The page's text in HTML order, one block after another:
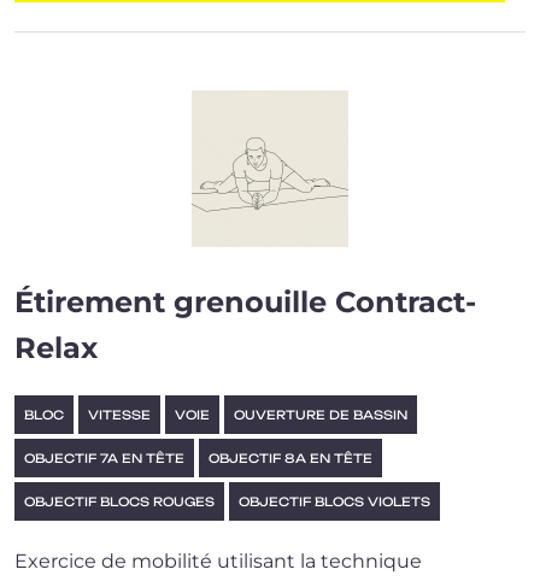
Étirement grenouille Contract-
Relax
BLOC VITESSE VOIE OUVERTURE DE BASSIN
OBJECTIF 7A EN TÊTE OBJECTIF 8A EN TÊTE
OBJECTIF BLOCS ROUGES OBJECTIF BLOCS VIOLETS
Exercice de mobi­li­té uti­li­sant la tech­nique